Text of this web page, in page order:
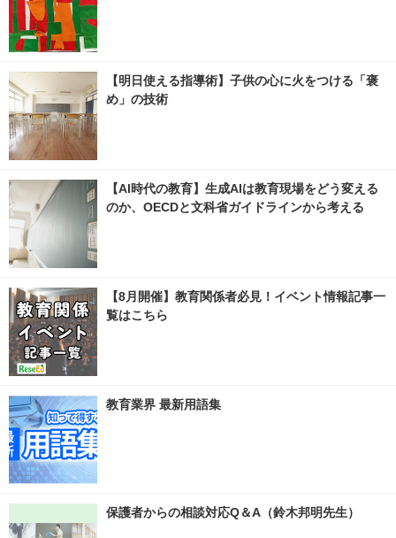
【明日使える指導術】子供の心に火をつける「褒
め」の技術
【AI時代の教育】生成AIは教育現場をどう変える
のか、OECDと文科省ガイドラインから考える
【8月開催】教育関係者必見！イベント情報記事一
覧はこちら
教育業界 最新用語集
保護者からの相談対応Q＆A（鈴木邦明先生）